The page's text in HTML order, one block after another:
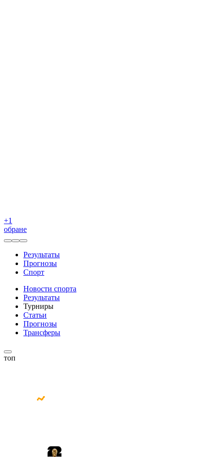
+1
обране
Результаты
Прогнозы
Спорт
Новости спорта
Результаты
Турниры
Статьи
Прогнозы
Трансферы
топ